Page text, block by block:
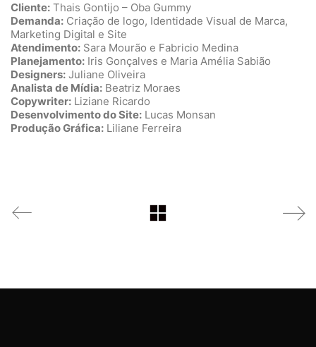
Cliente: Thais Gontijo – Oba Gummy
Demanda: Criação de logo, Identidade Visual de Marca,
Marketing Digital e Site
Atendimento: Sara Mourão e Fabricio Medina
Planejamento: Iris Gonçalves e Maria Amélia Sabião
Designers: Juliane Oliveira
Analista de Mídia: Beatriz Moraes
Copywriter: Liziane Ricardo
Desenvolvimento do Site: Lucas Monsan
Produção Gráfica: Liliane Ferreira